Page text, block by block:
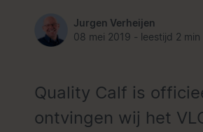
Jurgen Verheijen
08 mei 2019 - leestijd 2 min
Quality Calf is
ontvingen wij het